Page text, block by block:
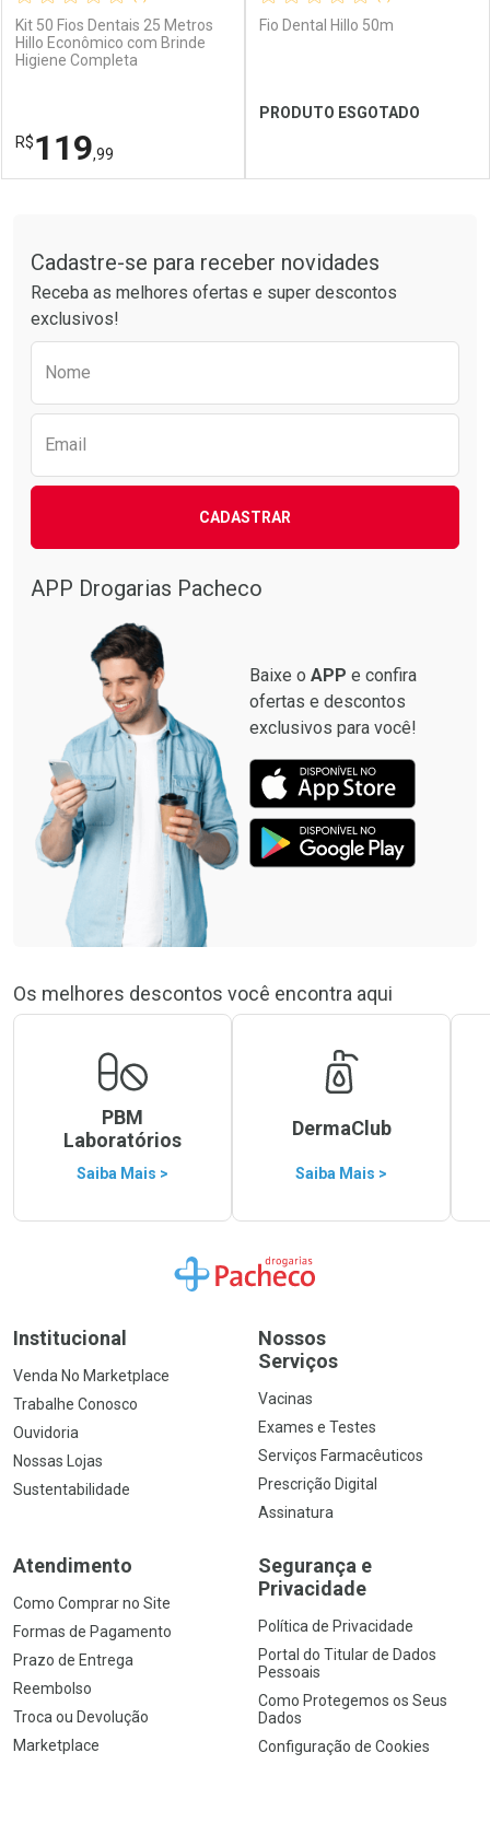
Comprar sem Desconto
Por R$ 39,99/cada
Por R$ 39,99/cada
Kit 50 Fios Dentais 25 Metros
Hillo Econômico com Brinde
Higiene Completa
R$119,99
Laboratório
Comprar sem Desconto
Por R$ 119,99/cada
Por Menos
Comprar sem Desconto
Por R$ 119,99/cada
Fio Dental Hillo 50m
PRODUTO ESGOTADO
Laboratório
Por Menos
Cadastre-se para receber novidades
Receba as melhores ofertas e super descontos
exclusivos!
Nome
Email
CADASTRAR
APP Drogarias Pacheco
Baixe o APP e confira
ofertas e descontos
exclusivos para você!
Os melhores descontos você encontra aqui
PBM
Laboratórios
Saiba Mais >
DermaClub
Saiba Mais >
Ir para a Home
Institucional
Venda No Marketplace
Trabalhe Conosco
Ouvidoria
Nossas Lojas
Sustentabilidade
Nossos
Serviços
Vacinas
Exames e Testes
Serviços Farmacêuticos
Prescrição Digital
Assinatura
Atendimento
Como Comprar no Site
Formas de Pagamento
Prazo de Entrega
Reembolso
Troca ou Devolução
Marketplace
Segurança e
Privacidade
Política de Privacidade
Portal do Titular de Dados
Pessoais
Como Protegemos os Seus
Dados
Configuração de Cookies